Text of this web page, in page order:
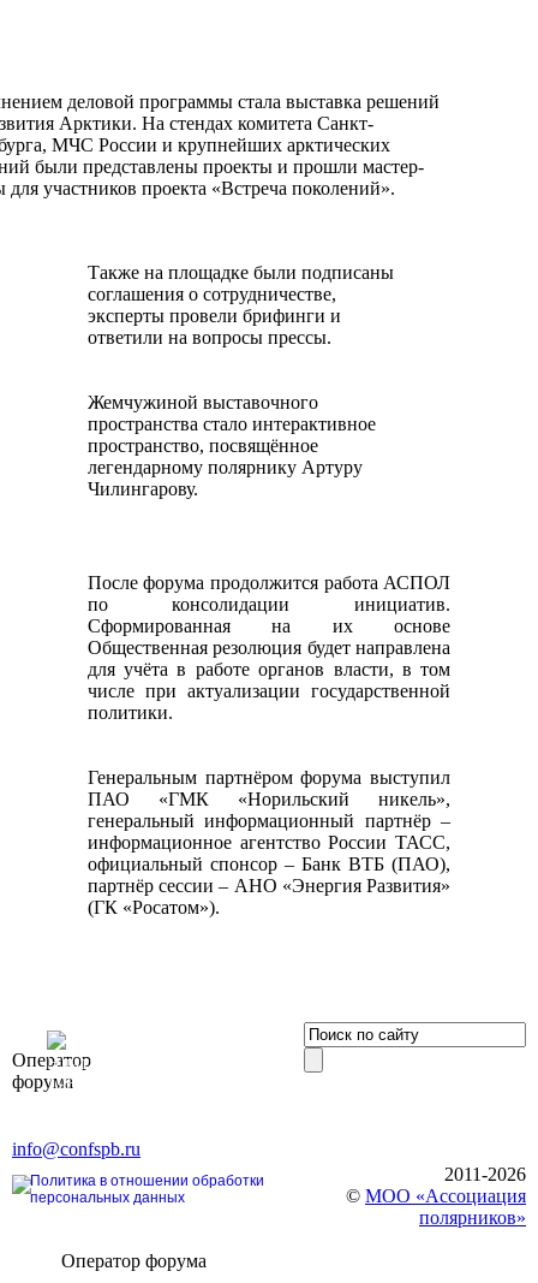
деловой программы стала выставка решений
Арктики. На стендах комитета Санкт-
МЧС России и крупнейших арктических
были представлены проекты и прошли мастер-
для участников проекта «Встреча поколений».
Также на площадке были подписаны
соглашения о сотрудничестве,
эксперты провели брифинги и
ответили на вопросы прессы.
Жемчужиной выставочного
пространства стало интерактивное
пространство, посвящённое
легендарному полярнику Артуру
Чилингарову.
После форума продолжится работа АСПОЛ
по консолидации инициатив.
Сформированная на их основе
Общественная резолюция будет направлена
для учёта в работе органов власти, в том
числе при актуализации государственной
политики.
Генеральным партнёром форума выступил
ПАО «ГМК «Норильский никель»,
генеральный информационный партнёр –
информационное агентство России ТАСС,
официальный спонсор – Банк ВТБ (ПАО),
партнёр сессии – АНО «Энергия Развития»
(ГК «Росатом»).
Оператор
форума
Элит»
196191, г. Санкт-Петербург,
info@confspb.ru
Политика в отношении обработки
персональных данных
2011-2026
© МОО «Ассоциация
полярников»
Оператор форума